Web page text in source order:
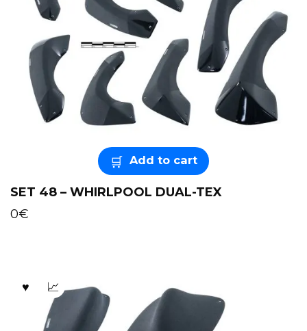
Add to cart
SET 48 – WHIRLPOOL DUAL-TEX
0€